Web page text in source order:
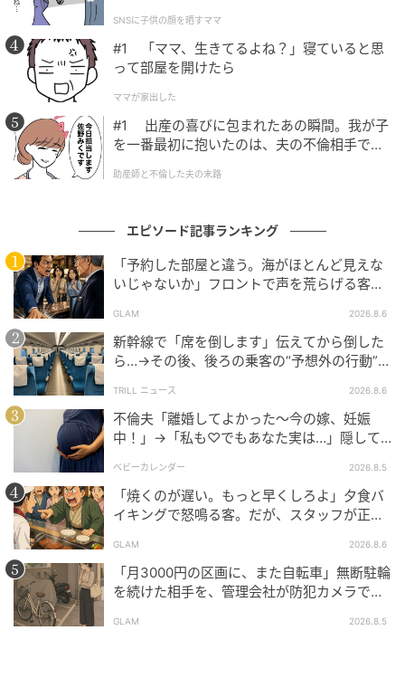
ことはできません！ 今回の件は、私にとっても、そし
てこれまで農家の嫁として義父に都合よく扱われてき
た義母にとっても、人生を仕切り直す大きなきっかけ
となりました。
実は、夫が不倫をしていることもわかっています。こ
れからは私も義母も弁護士を通して、いろいろ話し合
っていく予定です。
「謝ったら許してやる」「お互いに悪かったというこ
とで水に流してやる」「戻ってこい」と言ってきます。
自分たちのしてきたことがどういうことか、まったく
わかっていないようです。
挙げ句の果てに、嫁に逃げられたとうわさになり、外
を歩けないとぼやいてきて……。義父は夫とともに私の
実家に押しかけ、大暴れして警察沙汰になりました。
その後、弁護士を介して、私も義母も離婚が成立。そ
の話も近所に伝わり、今は身を潜めるように静かに暮
らしているようです。
ちなみに義妹も、口出ししかしない夫と義父に苛立
ち、「もう来ないで」と言ったそうです。義母は、虐
げられる生活からようやく抜け出せたと私に感謝して
くれますが、私こそ義母には感謝しています。誰より
も私をいたわり、唯一の味方になってくれたのは義母
SNSに子供の顔を晒すママ
#1 「ママ、生きてるよね？」寝ていると思
って部屋を開けたら
ママが家出した
#1 出産の喜びに包まれたあの瞬間。我が子
を一番最初に抱いたのは、夫の不倫相手でし
助産師と不倫した夫の末路
エピソード記事ランキング
「予約した部屋と違う。海がほとんど見えな
いじゃないか」フロントで声を荒らげる客。
GLAM 2026.8.6
新幹線で「席を倒します」伝えてから倒した
ら…→その後、後ろの乗客の“予想外の行動”に
TRILL ニュース 2026.8.6
不倫夫「離婚してよかった〜今の嫁、妊娠
中！」→「私も♡でもあなた実は…」隠して
ベビーカレンダー 2026.8.5
「焼くのが遅い。もっと早くしろよ」夕食バ
イキングで怒鳴る客。だが、スタッフが正論
GLAM 2026.8.6
「月3000円の区画に、また自転車」無断駐輪
を続けた相手を、管理会社が防犯カメラで特
GLAM 2026.8.5